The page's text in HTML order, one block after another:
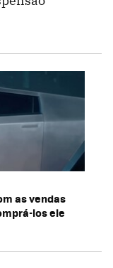
as vendas
los ele